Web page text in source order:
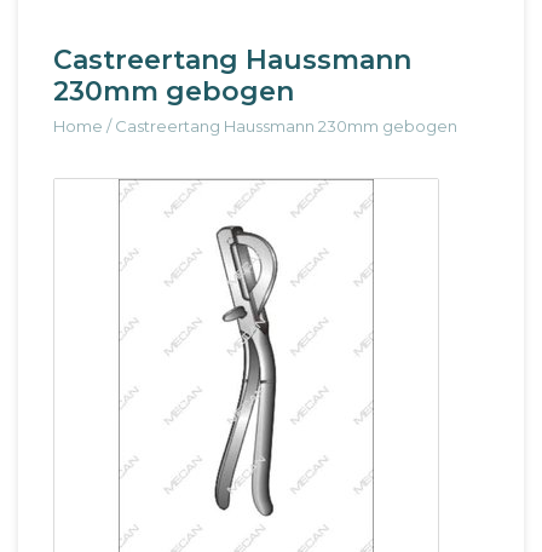
Castreertang Haussmann
230mm gebogen
Home /Castreertang Haussmann 230mm gebogen